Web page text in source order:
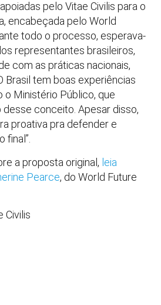
pelo Vitae Civilis para o
encabeçada pelo World
todo o processo, esperava-
representantes brasileiros,
com as práticas nacionais,
Brasil tem boas experiências
o Ministério Público, que
conceito. Apesar disso,
proativa pra defender e
final”.
a proposta original, leia
Pearce, do World Future
Civilis